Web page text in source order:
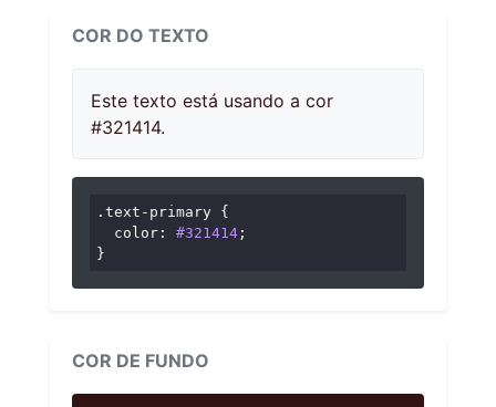
COR DO TEXTO
Este texto está usando a cor
#321414.
.text-primary {
color : #321414 ;
}
COR DE FUNDO